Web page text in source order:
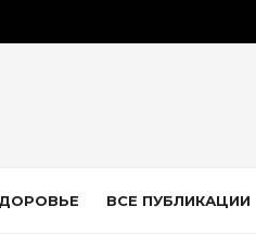
ВСЕ ПУБЛИКАЦИИ